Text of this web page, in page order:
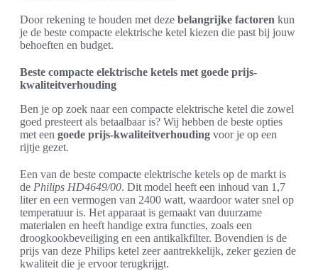
Door rekening te houden met deze belangrijke factoren kun
je de beste compacte elektrische ketel kiezen die past bij jouw
behoeften en budget.
Beste compacte elektrische ketels met goede prijs-
kwaliteitverhouding
Ben je op zoek naar een compacte elektrische ketel die zowel
goed presteert als betaalbaar is? Wij hebben de beste opties
met een goede prijs-kwaliteitverhouding voor je op een
rijtje gezet.
Een van de beste compacte elektrische ketels op de markt is
de Philips HD4649/00. Dit model heeft een inhoud van 1,7
liter en een vermogen van 2400 watt, waardoor water snel op
temperatuur is. Het apparaat is gemaakt van duurzame
materialen en heeft handige extra functies, zoals een
droogkookbeveiliging en een antikalkfilter. Bovendien is de
prijs van deze Philips ketel zeer aantrekkelijk, zeker gezien de
kwaliteit die je ervoor terugkrijgt.